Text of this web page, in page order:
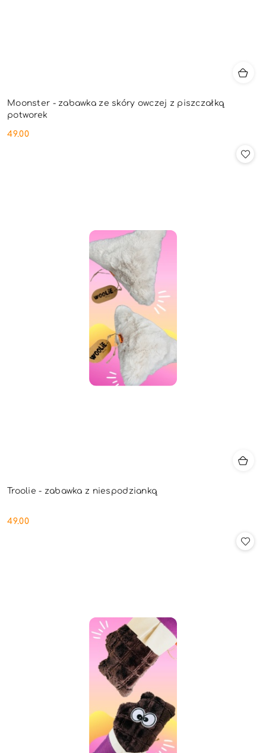
Moonster - zabawka ze skóry owczej z piszczałką
potworek
Cena:
49.00
Troolie - zabawka z niespodzianką
Cena:
49.00